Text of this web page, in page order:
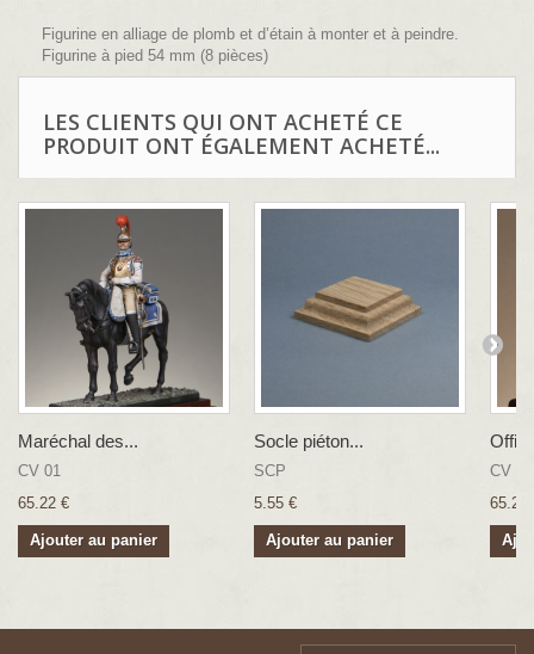
Figurine en alliage de plomb et d’étain à monter et à peindre.
Figurine à pied 54 mm (8 pièces)
LES CLIENTS QUI ONT ACHETÉ CE
PRODUIT ONT ÉGALEMENT ACHETÉ...
Maréchal des...
CV 01
65.22 €
Ajouter au panier
Socle piéton...
SCP
5.55 €
Ajouter au panier
CV 06
65.22